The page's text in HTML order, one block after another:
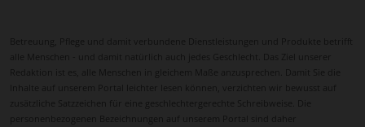
Betreuung, Pflege und damit verbundene Dienstleistungen und Produkte betrifft
alle Menschen - und damit natürlich auch jedes Geschlecht. Das Ziel unserer
Redaktion ist es, alle Menschen in gleichem Maße anzusprechen. Damit Sie die
Inhalte auf unserem Portal leichter lesen können, verzichten wir bewusst auf
zusätzliche Satzzeichen für eine geschlechtergerechte Schreibweise. Die
personenbezogenen Bezeichnungen auf unserem Portal sind daher